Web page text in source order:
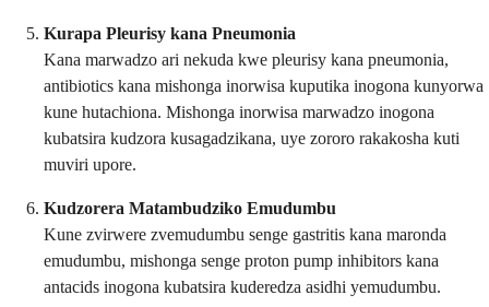
Kurapa Pleurisy kana Pneumonia
Kana marwadzo ari nekuda kwe pleurisy kana pneumonia,
antibiotics kana mishonga inorwisa kuputika inogona kunyorwa
kune hutachiona. Mishonga inorwisa marwadzo inogona
kubatsira kudzora kusagadzikana, uye zororo rakakosha kuti
muviri upore.
Kudzorera Matambudziko Emudumbu
Kune zvirwere zvemudumbu senge gastritis kana maronda
emudumbu, mishonga senge proton pump inhibitors kana
antacids inogona kubatsira kuderedza asidhi yemudumbu.